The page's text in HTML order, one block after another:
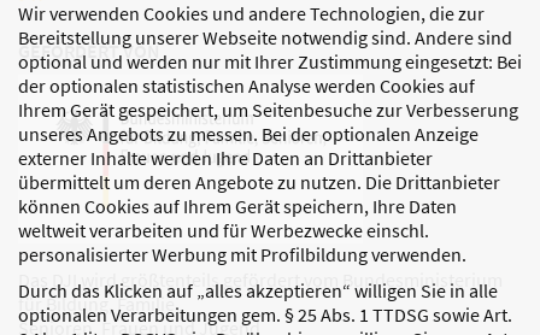
Wir verwenden Cookies und andere Technologien, die zur
Bereitstellung unserer Webseite notwendig sind. Andere sind
optional und werden nur mit Ihrer Zustimmung eingesetzt: Bei
der optionalen statistischen Analyse werden Cookies auf
Ihrem Gerät gespeichert, um Seitenbesuche zur Verbesserung
unseres Angebots zu messen. Bei der optionalen Anzeige
externer Inhalte werden Ihre Daten an Drittanbieter
übermittelt um deren Angebote zu nutzen. Die Drittanbieter
können Cookies auf Ihrem Gerät speichern, Ihre Daten
weltweit verarbeiten und für Werbezwecke einschl.
personalisierter Werbung mit Profilbildung verwenden.
Durch das Klicken auf „alles akzeptieren“ willigen Sie in alle
optionalen Verarbeitungen gem. § 25 Abs. 1 TTDSG sowie Art.
GEFÖRDERT VON
Das DJI wird größtenteils gefördert vom Bundesministerium
für Bildung, Familie,
Senioren, Frauen und Jugend